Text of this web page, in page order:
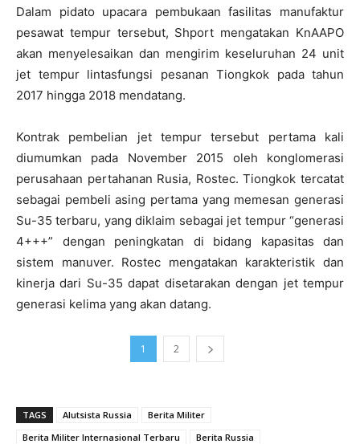
Dalam pidato upacara pembukaan fasilitas manufaktur
pesawat tempur tersebut, Shport mengatakan KnAAPO
akan menyelesaikan dan mengirim keseluruhan 24 unit
jet tempur lintasfungsi pesanan Tiongkok pada tahun
2017 hingga 2018 mendatang.
Kontrak pembelian jet tempur tersebut pertama kali
diumumkan pada November 2015 oleh konglomerasi
perusahaan pertahanan Rusia, Rostec. Tiongkok tercatat
sebagai pembeli asing pertama yang memesan generasi
Su-35 terbaru, yang diklaim sebagai jet tempur “generasi
4+++” dengan peningkatan di bidang kapasitas dan
sistem manuver. Rostec mengatakan karakteristik dan
kinerja dari Su-35 dapat disetarakan dengan jet tempur
generasi kelima yang akan datang.
1 2
TAGS Alutsista Russia
Berita Militer
Berita Militer Internasional Terbaru
Berita Russia